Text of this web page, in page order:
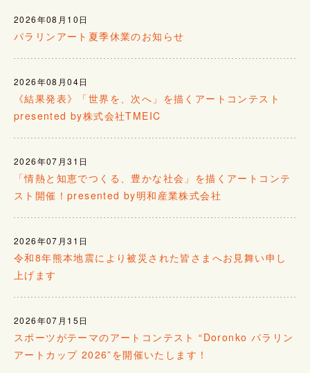
2026年08月10日
パラリンアート夏季休業のお知らせ
2026年08月04日
《結果発表》「世界を、次へ」を描くアートコンテスト
presented by株式会社TMEIC
2026年07月31日
「情熱と知恵でつくる、豊かな社会」を描くアートコンテ
スト開催！presented by明和産業株式会社
2026年07月31日
令和8年熊本地震により被災された皆さまへお見舞い申し
上げます
2026年07月15日
スポーツがテーマのアートコンテスト “Doronko パラリン
アートカップ 2026”を開催いたします！